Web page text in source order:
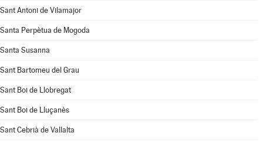
Sant Antoni de Vilamajor
Santa Perpètua de Mogoda
Santa Susanna
Sant Bartomeu del Grau
Sant Boi de Llobregat
Sant Boi de Lluçanès
Sant Cebrià de Vallalta